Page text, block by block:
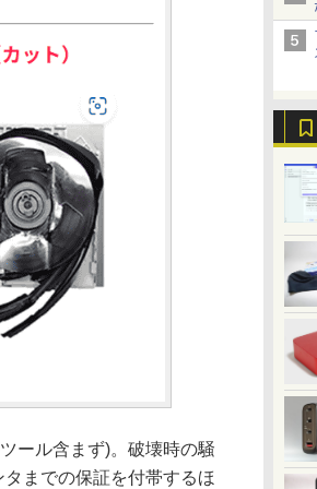
ール含まず)。破壊時の騒
までの保証を付帯するほ